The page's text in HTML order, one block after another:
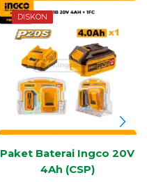
DISKON
Paket Baterai Ingco 20V
4Ah (CSP)